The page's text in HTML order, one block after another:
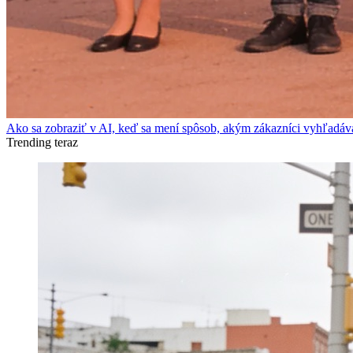
Ako sa zobraziť v AI, keď sa mení spôsob, akým zákazníci
Trending teraz